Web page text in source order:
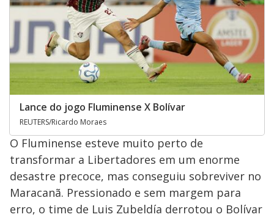
Lance do jogo Fluminense X Bolívar
REUTERS/Ricardo Moraes
O Fluminense esteve muito perto de
transformar a Libertadores em um enorme
desastre precoce, mas conseguiu sobreviver no
Maracanã. Pressionado e sem margem para
erro, o time de Luis Zubeldía derrotou o Bolívar